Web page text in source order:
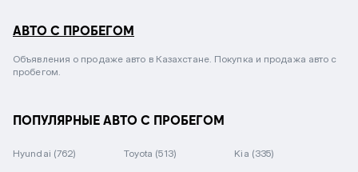
АВТО С ПРОБЕГОМ
Объявления о продаже авто в Казахстане. Покупка и продажа авто с
пробегом.
ПОПУЛЯРНЫЕ АВТО С ПРОБЕГОМ
Hyundai (762) Toyota (513) Kia (335)